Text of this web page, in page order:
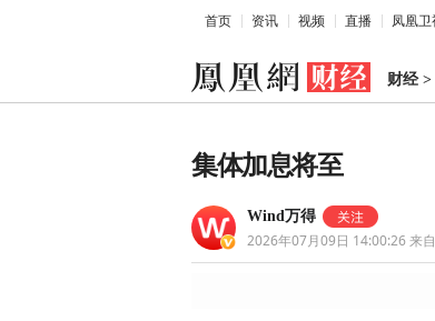
首页 资讯 视频 直播 凤凰卫
财经>
集体加息将至
Wind万得
2026年07月09日 14:00:26来